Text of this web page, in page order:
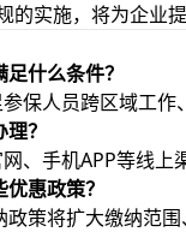
的实施，将为企业
什么条件？
保人员跨区域工作
？
、手机APP等线上
惠政策？
策将扩大缴纳范围